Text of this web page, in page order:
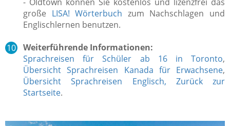
große LISA! Wörterbuch zum Nachschlagen und
Englischlernen benutzen.
Weiterführende Informationen:
Sprachreisen für Schüler ab 16 in Toronto,
Übersicht Sprachreisen Kanada für Erwachsene,
Übersicht Sprachreisen Englisch,
Zurück zur
Startseite.